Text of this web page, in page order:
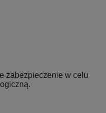
zabezpieczenie w celu